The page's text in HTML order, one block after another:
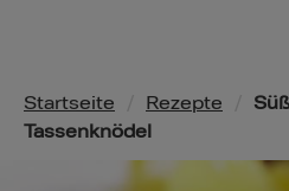
Pfadnavigation
Startseite Rezepte
Tassenknödel